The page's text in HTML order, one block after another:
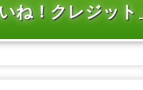
いね！クレジッ